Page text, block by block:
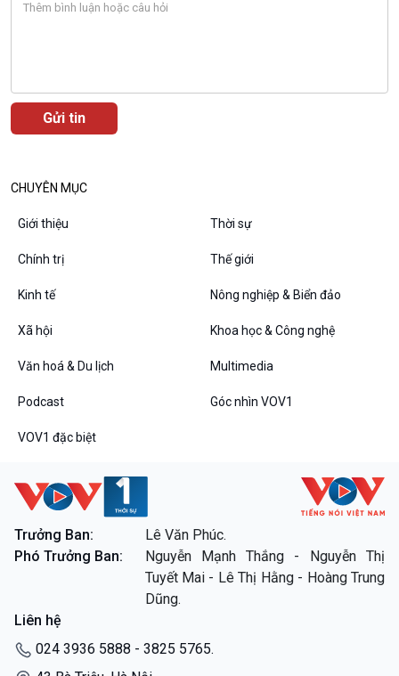
VOV1 đặc biệt
Chân dung cuộc sống
Các chương trình đặc biệt
CHUYÊN MỤC
Giới thiệu Thời sự
Chính trị Thế giới
Kinh tế Nông nghiệp & Biển đảo
Xã hội Khoa học & Công nghệ
Văn hoá & Du lịch Multimedia
Podcast Góc nhìn VOV1
VOV1 đặc biệt
Trưởng Ban:
Lê Văn Phúc.
Phó Trưởng Ban:
Nguyễn Mạnh Thắng - Nguyễn Thị
Tuyết Mai - Lê Thị Hằng - Hoàng Trung
Dũng.
Liên hệ
024 3936 5888 - 3825 5765.